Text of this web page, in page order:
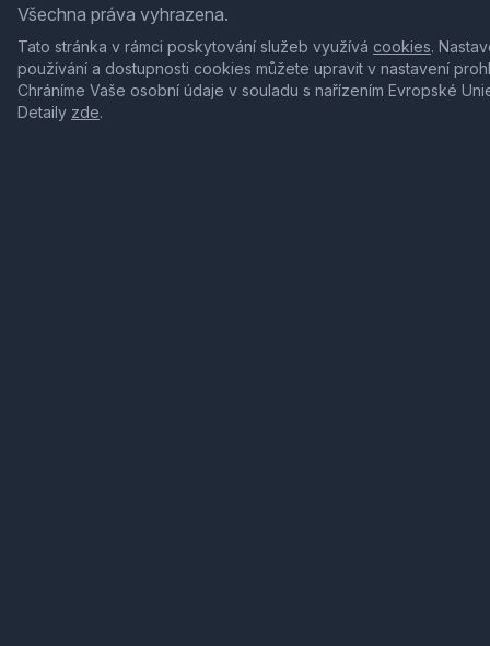
Všechna práva vyhrazena.
Tato stránka v rámci poskytování služeb využívá cookies.
používání a dostupnosti cookies můžete upravit v nastavení
Chráníme Vaše osobní údaje v souladu s nařízením Evropské
Detaily zde.